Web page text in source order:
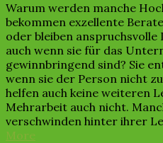
Warum werden manche
bekommen exzellente
oder bleiben
auch wenn sie für das
gewinnbringend sind? Sie
wenn sie der Person nicht
helfen auch keine weiteren
Mehrarbeit auch nicht.
verschwinden hinter ihrer
More